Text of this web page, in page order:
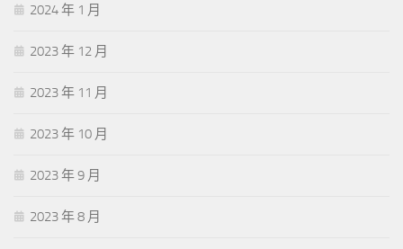
2024 年 1 月
2023 年 12 月
2023 年 11 月
2023 年 10 月
2023 年 9 月
2023 年 8 月